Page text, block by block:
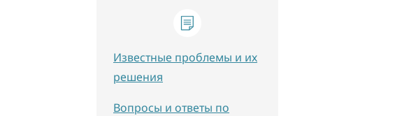
Известные проблемы и их
решения
Вопросы и ответы по